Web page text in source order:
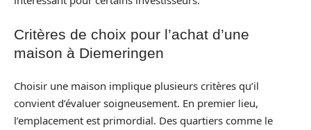
Critères de choix pour l’achat d’une
maison à Diemeringen
Choisir une maison implique plusieurs critères qu’il
convient d’évaluer soigneusement. En premier lieu,
l’emplacement est primordial. Des quartiers comme le